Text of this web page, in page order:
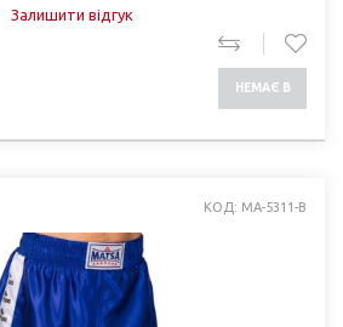
Залишити відгук
НЕМАЄ В
КОД: MA-5311-B